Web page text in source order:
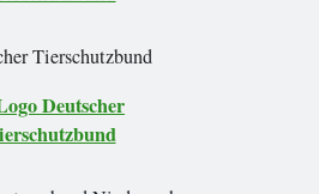
Tierschutzbund